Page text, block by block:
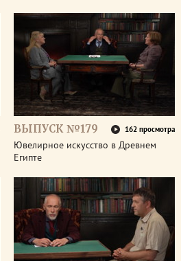
ВЫПУСК №179 162 просмотра
Ювелирное искусство в Древнем
Египте